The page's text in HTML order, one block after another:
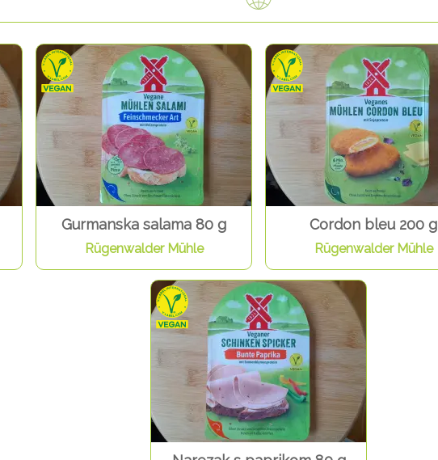
Gurmanska salama 80 g
Rügenwalder Mühle
Cordon bleu 200 g
Rügenwalder Mühle